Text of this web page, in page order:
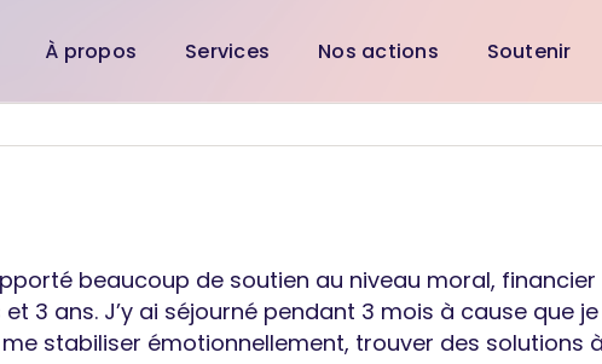
À propos Services Nos actions Soutenir
beaucoup de soutien au niveau moral,
3 ans. J’y ai séjourné pendant 3 mois à cause que
me stabiliser émotionnellement, trouver des